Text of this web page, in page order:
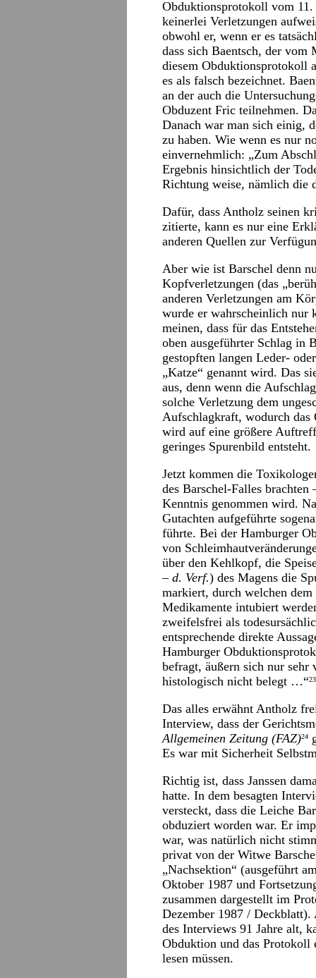
Obduktionsprotokoll vom 11.
keinerlei Verletzungen
obwohl er, wenn er es
dass sich Baentsch, der
diesem Obduktionsprotokoll
es als falsch bezeichnet.
an der auch die
Obduzent Fric teilnehmen.
Danach war man sich einig,
zu haben. Wie wenn es nur
einvernehmlich: „Zum
Ergebnis hinsichtlich der
Richtung weise, nämlich die
Dafür, dass Antholz seinen
zitierte, kann es nur eine
anderen Quellen zur
Aber wie ist Barschel denn
Kopfverletzungen (das
anderen Verletzungen am
wurde er wahrscheinlich nur
meinen, dass für das
oben ausgeführter Schlag in
gestopften langen Leder-
„Katze“ genannt wird. Das
aus, denn wenn die
solche Verletzung dem
Aufschlagkraft, wodurch
wird auf eine größere
geringes Spurenbild entsteht.
Jetzt kommen die
des Barschel-Falles
Kenntnis genommen wird.
Gutachten aufgeführte
führte. Bei der Hamburger
von
über den Kehlkopf, die
– d. Verf.) des Magens die
markiert, durch welchen dem
Medikamente intubiert
zweifelsfrei als
entsprechende direkte
Hamburger
befragt, äußern sich nur
histologisch nicht belegt …“23
Das alles erwähnt Antholz
Interview, dass der
Allgemeinen Zeitung (FAZ)24
Es war mit Sicherheit
Richtig ist, dass Janssen
hatte. In dem besagten
versteckt, dass die Leiche
obduziert worden war. Er
war, was natürlich nicht
privat von der Witwe
„Nachsektion“ (ausgeführt
Oktober 1987 und
zusammen dargestellt im
Dezember 1987 / Deckblatt).
des Interviews 91 Jahre alt,
Obduktion und das Protokoll
lesen müssen.